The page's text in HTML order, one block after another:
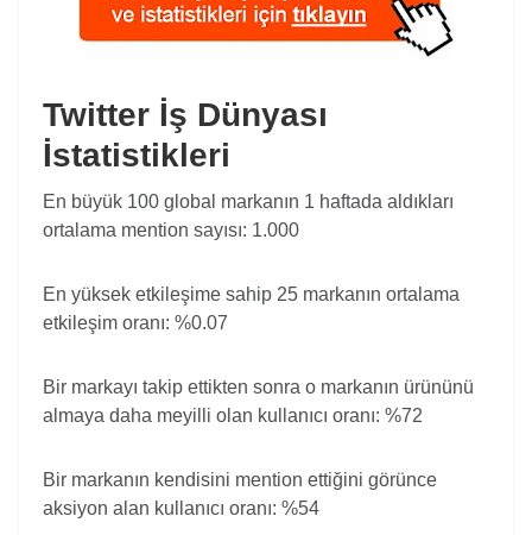
Twitter İş Dünyası
İstatistikleri
En büyük 100 global markanın 1 haftada aldıkları
ortalama mention sayısı: 1.000
En yüksek etkileşime sahip 25 markanın ortalama
etkileşim oranı: %0.07
Bir markayı takip ettikten sonra o markanın ürününü
almaya daha meyilli olan kullanıcı oranı: %72
Bir markanın kendisini mention ettiğini görünce
aksiyon alan kullanıcı oranı: %54